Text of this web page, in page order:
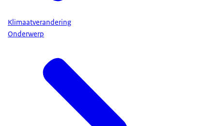
Klimaatverandering
Onderwerp